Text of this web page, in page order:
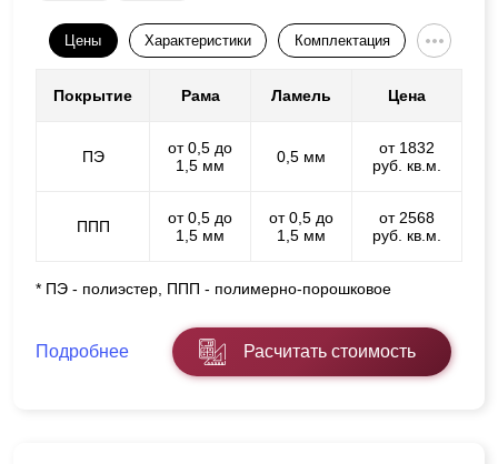
Цены Характеристики Комплектация
Покрытие Рама Ламель Цена
ПЭ
от 0,5 до
1,5 мм
0,5 мм
от 1832
руб. кв.м.
ППП
от 0,5 до
1,5 мм
от 0,5 до
1,5 мм
от 2568
руб. кв.м.
* ПЭ - полиэстер, ППП - полимерно-порошковое
Подробнее Расчитать стоимость